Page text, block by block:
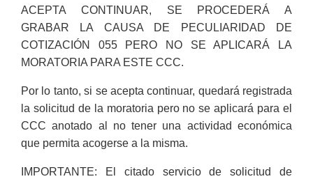
ACEPTA CONTINUAR, SE PROCEDERÁ A
GRABAR LA CAUSA DE PECULIARIDAD DE
COTIZACIÓN 055 PERO NO SE APLICARÁ LA
MORATORIA PARA ESTE CCC.
Por lo tanto, si se acepta continuar, quedará registrada
la solicitud de la moratoria pero no se aplicará para el
CCC anotado al no tener una actividad económica
que permita acogerse a la misma.
IMPORTANTE: El citado servicio de solicitud de